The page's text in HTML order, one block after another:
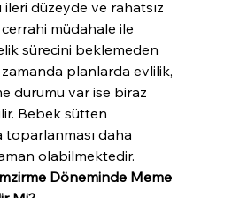
ileri düzeyde ve rahatsız
müdahale ile
sürecini beklemeden
zamanda planlarda evlilik,
durumu var ise biraz
Bebek sütten
daha
olabilmektedir.
Döneminde Meme